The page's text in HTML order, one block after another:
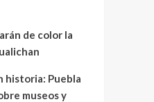
de color la
historia: Puebla
museos y